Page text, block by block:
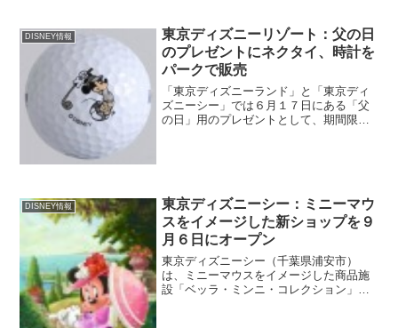
DISNEY情報
東京ディズニーリゾート：父の日
のプレゼントにネクタイ、時計を
パークで販売
「東京ディズニーランド」と「東京ディ
ズニーシー」では６月１７日にある「父
の日」用のプレゼントとして、期間限定
DISNEY情報
東京ディズニーシー：ミニーマウ
スをイメージした新ショップを９
月６日にオープン
東京ディズニーシー（千葉県浦安市）
は、ミニーマウスをイメージした商品施
設「ベッラ・ミンニ・コレクション」を